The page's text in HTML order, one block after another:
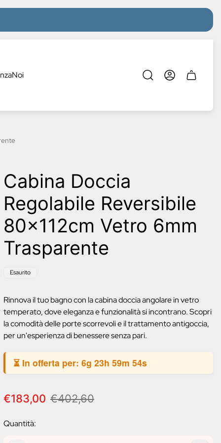
Noi
Cassetto
Cabina Doccia
Regolabile Reversibile
80x112cm Vetro 6mm
Trasparente
Etichetta
Esaurito
Rinnova il tuo bagno con la cabina doccia angolare in vetro
temperato, dove eleganza e funzionalità si incontrano. Scopri
la comodità delle porte scorrevoli e il trattamento antigoccia,
per un'esperienza di benessere senza pari.
⏳ In offerta per: 6g 23h 59m 53s
P
e
€183,00 P
€402,60
Quantità: